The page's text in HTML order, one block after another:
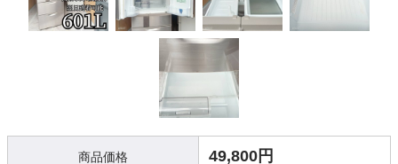
商品価格 49,800円